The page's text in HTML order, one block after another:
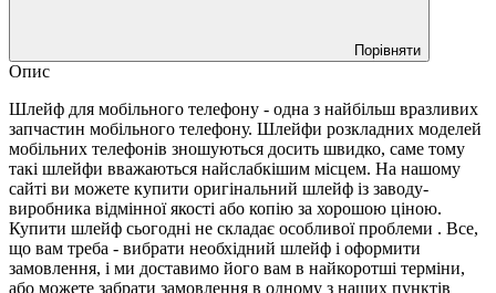
Порівняти
Опис
Шлейф для мобільного телефону - одна з найбільш вразливих
запчастин мобільного телефону. Шлейфи розкладних моделей
мобільних телефонів зношуються досить швидко, саме тому
такі шлейфи вважаються найслабкішим місцем. На нашому
сайті ви можете купити оригінальний шлейф із заводу-
виробника відмінної якості або копію за хорошою ціною.
Купити шлейф сьогодні не складає особливої проблеми . Все,
що вам треба - вибрати необхідний шлейф і оформити
замовлення, і ми доставимо його вам в найкоротші терміни,
або можете забрати замовлення в одному з наших пунктів